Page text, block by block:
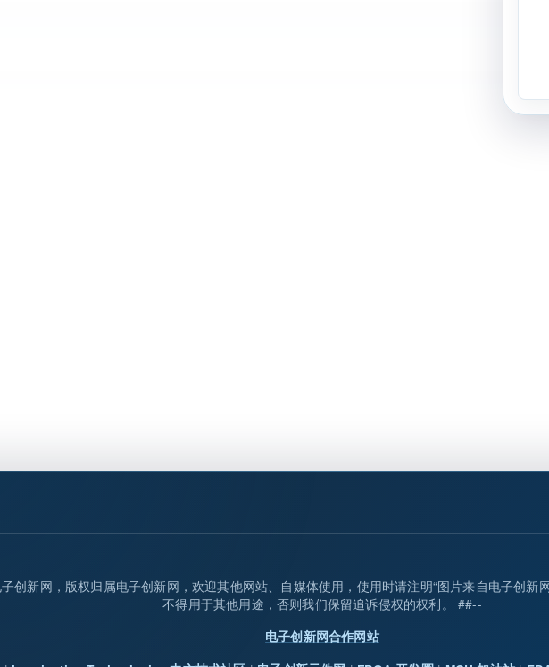
创新网，版权归属电子创新网，欢迎其他网站、自媒体使用，使用时请注明“图片来自电子创新
不得用于其他用途，否则我们保留追诉侵权的权利。 ##--
--电子创新网合作网站--